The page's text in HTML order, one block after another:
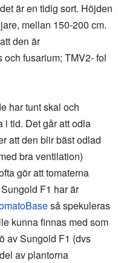
är en tidig sort. Höjden
mellan 150-200 cm.
den är
och fusarium; TMV2- fol
har tunt skal och
i tid. Det går att odla
att den blir bäst odlad
bra ventilation)
gör att tomaterna
F1 har är
så spekuleras
kunna finnas med som
av Sungold F1 (dvs
av plantorna